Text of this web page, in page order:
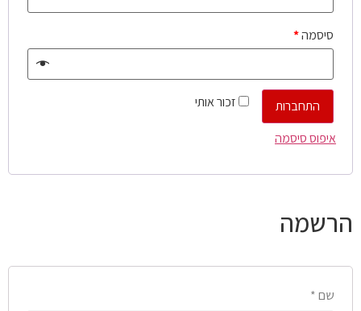
סיסמה*
זכור אותי
התחברות
איפוס סיסמה
הרשמה
שם *